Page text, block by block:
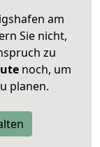
am
Sie nicht,
zu
noch, um
planen.